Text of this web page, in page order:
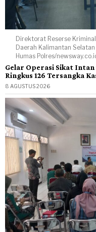
Direktorat Reserse
Daerah Kalimantan
Humas Polres/
Gelar Operasi Sikat Intan
Ringkus 126 Tersangka
8 AGUSTUS 2026